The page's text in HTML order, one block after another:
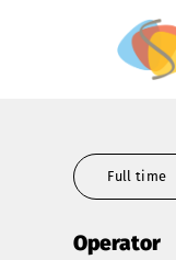
Full time
Operator